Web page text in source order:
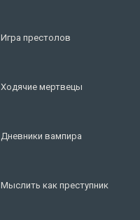
Игра престолов
Ходячие мертвецы
Дневники вампира
Мыслить как преступник